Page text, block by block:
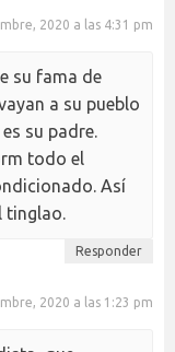
2020 a las 4:31 pm
su fama de
a su pueblo
su padre.
todo el
Así
tinglao.
Responder
2020 a las 1:23 pm